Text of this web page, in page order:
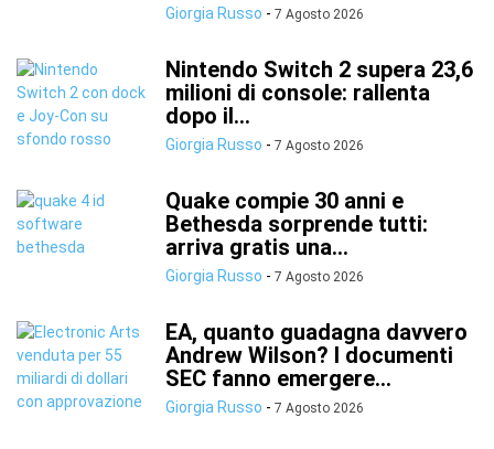
Giorgia Russo - 7 Agosto 2026
Nintendo Switch 2 supera 23,6
milioni di console: rallenta
dopo il...
Giorgia Russo - 7 Agosto 2026
Quake compie 30 anni e
Bethesda sorprende tutti:
arriva gratis una...
Giorgia Russo - 7 Agosto 2026
EA, quanto guadagna davvero
Andrew Wilson? I documenti
SEC fanno emergere...
Giorgia Russo - 7 Agosto 2026